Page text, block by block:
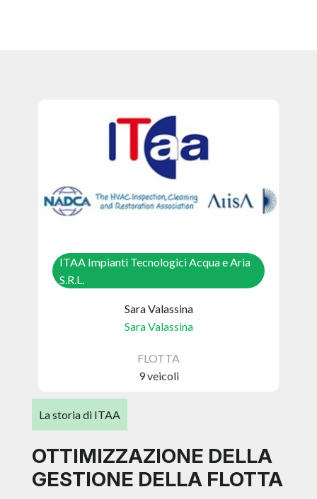
La storia di ITAA
OTTIMIZZAZIONE DELLA
GESTIONE DELLA FLOTTA
ITAA Impianti Tecnologici Acqua e Aria
S.R.L.
Sara Valassina
Sara Valassina
FLOTTA
9 veicoli